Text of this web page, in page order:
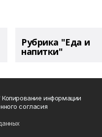
Рубрика "Еда и
напитки"
информации
согласия